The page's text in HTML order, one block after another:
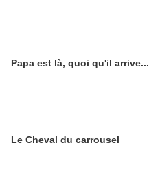
Papa est là, quoi qu'il arrive...
Le Cheval du carrousel